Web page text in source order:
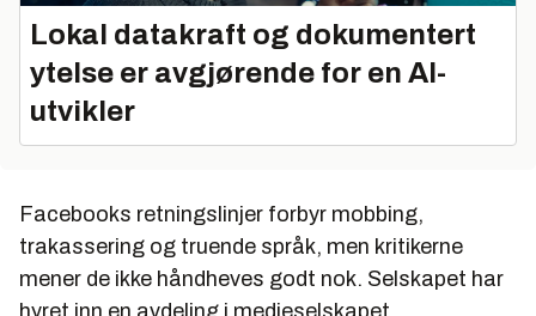
Lokal datakraft og dokumentert
ytelse er avgjørende for en AI-
utvikler
Facebooks retningslinjer forbyr mobbing,
trakassering og truende språk, men kritikerne
mener de ikke håndheves godt nok. Selskapet har
hyret inn en avdeling i medieselskapet